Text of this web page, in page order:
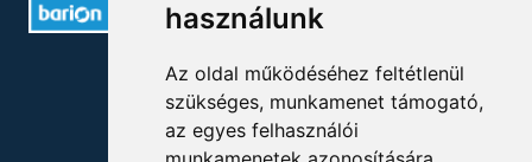
használunk
Az oldal működéséhez feltétlenül
szükséges, munkamenet támogató,
az egyes felhasználói
ELÉRHETŐSÉGEK
+36 1 880 7600